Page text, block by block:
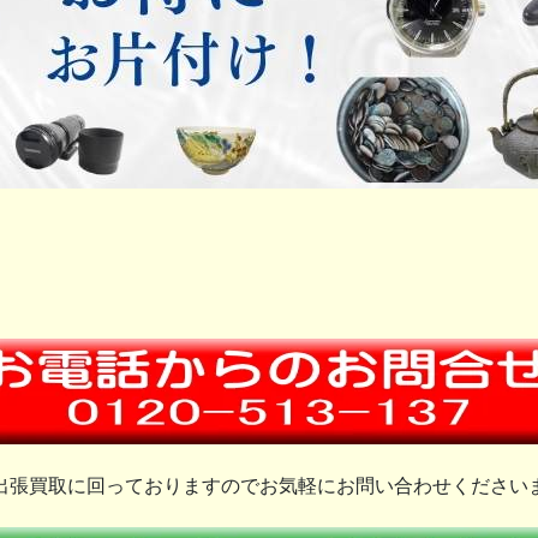
張買取に回っておりますのでお気軽にお問い合わせください